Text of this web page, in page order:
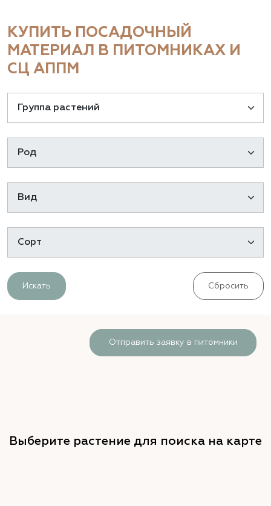
КУПИТЬ ПОСАДОЧНЫЙ
МАТЕРИАЛ В ПИТОМНИКАХ И
СЦ АППМ
Искать Сбросить
Отправить заявку в питомники
Выберите растение для поиска на карте